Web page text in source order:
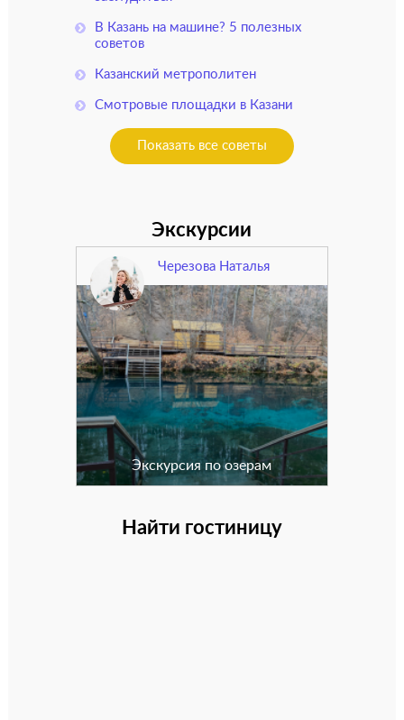
В Казань на машине? 5 полезных
советов
Казанский метрополитен
Смотровые площадки в Казани
Показать все советы
Экскурсии
Черезова Наталья
Экскурсия по озерам
Найти гостиницу